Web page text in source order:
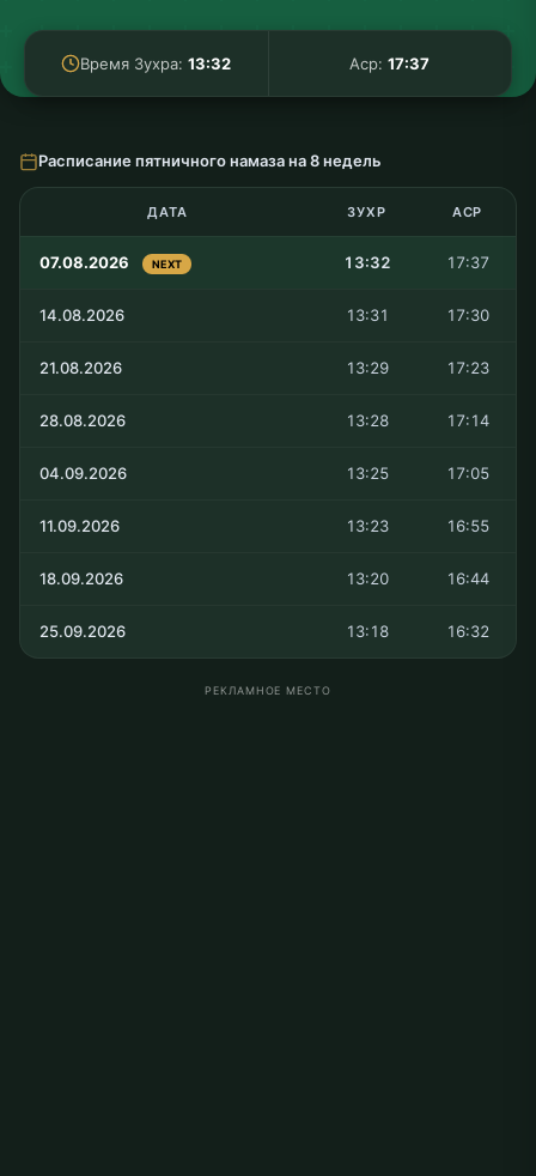
Время Зухра:13:32 Аср:17:37
Расписание пятничного намаза на 8 недель
ДАТА ЗУХР АСР
07.08.2026 NEXT 13:32 17:37
14.08.2026 13:31 17:30
21.08.2026 13:29 17:23
28.08.2026 13:28 17:14
04.09.2026 13:25 17:05
11.09.2026 13:23 16:55
18.09.2026 13:20 16:44
25.09.2026 13:18 16:32
РЕКЛАМНОЕ МЕСТО